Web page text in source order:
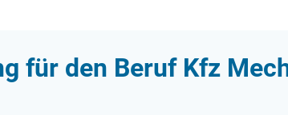
für den Beruf Kfz